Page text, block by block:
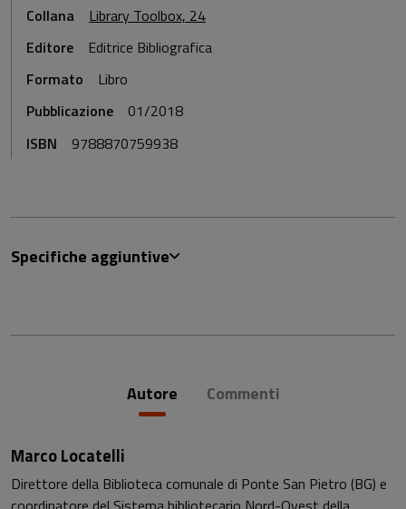
Collana
Library Toolbox, 24
Editore
Editrice Bibliografica
Formato
Libro
Pubblicazione
01/2018
ISBN
9788870759938
Specifiche aggiuntive
Autore Commenti
Marco Locatelli
Direttore della Biblioteca comunale di Ponte San Pietro (BG) e